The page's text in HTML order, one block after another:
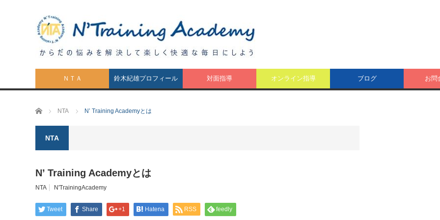
ＮＴＡ 鈴木紀雄プロフィール 対面指導 オンライン指導 ブログ お問
ホーム NTA N’ Training Academyとは
NTA
N’ Training Academyとは
NTA N'TrainingAcademy
Tweet Share +1 Hatena RSS feedly